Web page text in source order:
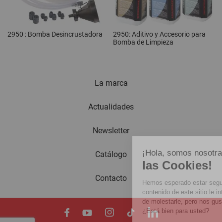
2950 : Bomba Desincrustadora
2950: Aditivo y Accesorio para
Bomba de Limpieza
La marca
Actualidades
Newsletter
Catálogo
Contacto
¡Hola, somos nosotras...
Hemos esperado estar seguros de que el
contenido de este sitio le interesa antes
de molestarle, pero nos gustaría acompañarle durante su
¿Está bien para usted?